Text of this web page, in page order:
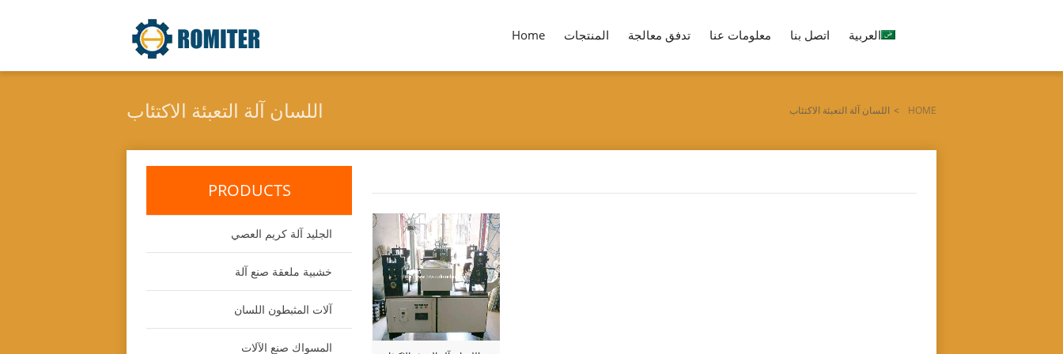
Home المنتجات تدفق معالجة معلومات عنا اتصل بنا العربية
اللسان آلة التعبئة الاكتئاب HOME
> اللسان آلة التعبئة الاكتئاب
PRODUCTS
الجليد آلة كريم العصي
خشبية ملعقة صنع آلة
آلات المثبطون اللسان
المسواك صنع الآلات